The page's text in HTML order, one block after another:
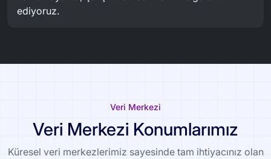
ediyoruz.
Veri Merkezi
Veri Merkezi Konumlarımız
Küresel veri merkezlerimiz sayesinde tam ihtiyacınız olan